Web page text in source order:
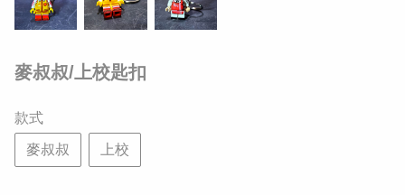
麥叔叔/上校匙扣
款式
麥叔叔 上校